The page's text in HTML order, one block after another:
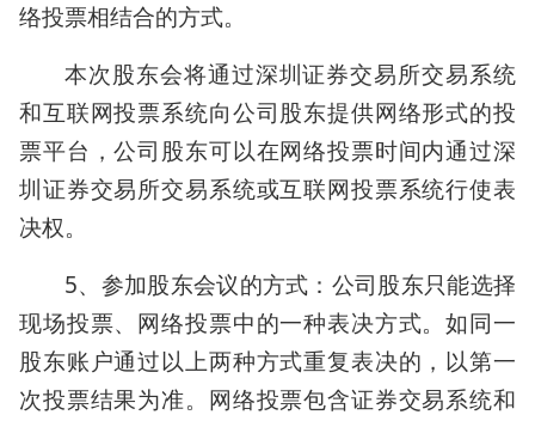
络投票相结合的方式。
本次股东会将通过深圳证券交易所交易系统
和互联网投票系统向公司股东提供网络形式的投
票平台，公司股东可以在网络投票时间内通过深
圳证券交易所交易系统或互联网投票系统行使表
决权。
5、参加股东会议的方式：公司股东只能选择
现场投票、网络投票中的一种表决方式。如同一
股东账户通过以上两种方式重复表决的，以第一
次投票结果为准。网络投票包含证券交易系统和